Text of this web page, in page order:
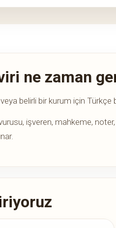
ne zaman
belirli bir kurum için Türkçe
işveren, mahkeme,